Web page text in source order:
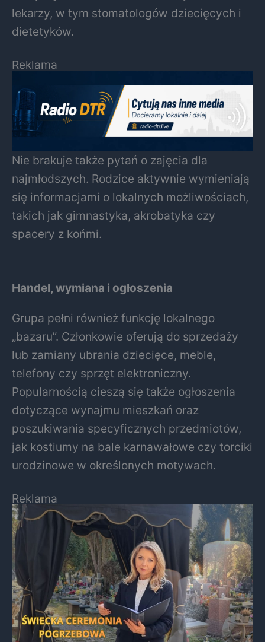
lekarzy, w tym stomatologów dziecięcych i
dietetyków.
Reklama
Nie brakuje także pytań o zajęcia dla
najmłodszych. Rodzice aktywnie wymieniają
się informacjami o lokalnych możliwościach,
takich jak gimnastyka, akrobatyka czy
spacery z końmi.
Handel, wymiana i ogłoszenia
Grupa pełni również funkcję lokalnego
„bazaru”. Członkowie oferują do sprzedaży
lub zamiany ubrania dziecięce, meble,
telefony czy sprzęt elektroniczny.
Popularnością cieszą się także ogłoszenia
dotyczące wynajmu mieszkań oraz
poszukiwania specyficznych przedmiotów,
jak kostiumy na bale karnawałowe czy torciki
urodzinowe w określonych motywach.
Reklama